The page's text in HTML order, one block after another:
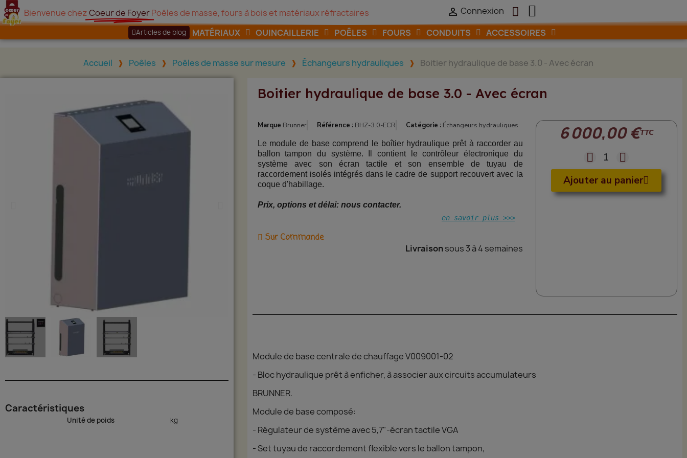
Bienvenue chezCoeur de FoyerPoêles de masse, fours à bois et matériaux réfractaires  Connexion
Articles de blog MATÉRIAUX QUINCAILLERIE POÊLES FOURS CONDUITS ACCESSOIRES
Accueil Poêles Poêles de masse sur mesure Échangeurs hydrauliques Boitier hydraulique de base 3.0 - Avec écran
Caractéristiques
Unité de poids kg
Boitier hydraulique de base 3.0 - Avec écran
Marque Brunner Référence : BHZ-3.0-ECR Catégorie : Échangeurs hydrauliques
Le module de base comprend le boîtier hydraulique prêt à raccorder au
ballon tampon du système. Il contient le contrôleur électronique du
système avec son écran tactile et son ensemble de tuyau de
raccordement isolés intégrés dans le cadre de support recouvert avec la
coque d'habillage.
Prix, options et délai: nous contacter.
en savoir plus >>>
Sur Commande
Livraisonsous 3 à 4 semaines
6 000,00 €TTC
Ajouter au panier
Module de base centrale de chauffage V009001-02
- Bloc hydraulique prêt à enficher, à associer aux circuits accumulateurs
BRUNNER.
Module de base composé:
- Régulateur de système avec 5,7"-écran tactile VGA
- Set tuyau de raccordement flexible vers le ballon tampon,